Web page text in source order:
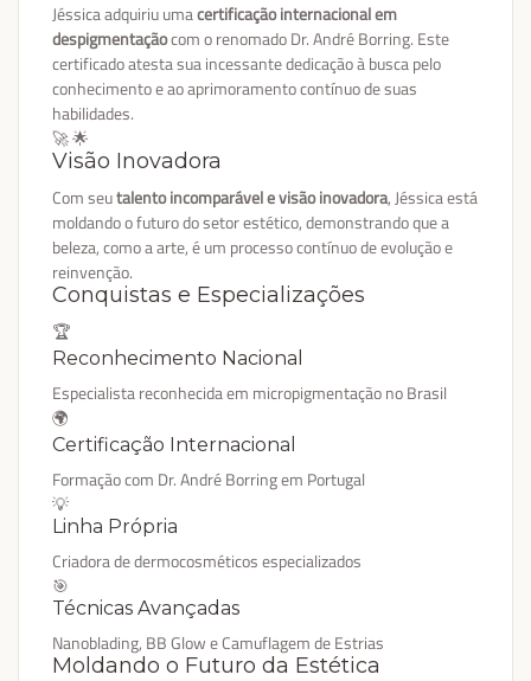
Jéssica adquiriu umacertificação internacional em
despigmentaçãocom o renomado Dr. André Borring. Este
certificado atesta sua incessante dedicação à busca pelo
conhecimento e ao aprimoramento contínuo de suas
habilidades.
🚀 🌟
Visão Inovadora
Com seutalento incomparável e visão inovadora, Jéssica está
moldando o futuro do setor estético, demonstrando que a
beleza, como a arte, é um processo contínuo de evolução e
reinvenção.
Conquistas e Especializações
🏆
Reconhecimento Nacional
Especialista reconhecida em micropigmentação no Brasil
🌍
Certificação Internacional
Formação com Dr. André Borring em Portugal
💡
Linha Própria
Criadora de dermocosméticos especializados
🎯
Técnicas Avançadas
Nanoblading, BB Glow e Camuflagem de Estrias
Moldando o Futuro da Estética